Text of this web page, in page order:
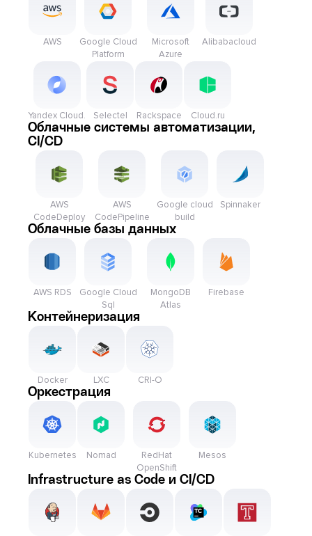
AWS
Google Cloud
Platform
Microsoft
Azure
Alibabacloud
Yandex Cloud. Selectel Rackspace Cloud.ru
Облачные системы автоматизации,
CI/CD
AWS
CodeDeploy
AWS
CodePipeline
Google cloud
build
Spinnaker
Облачные базы данных
AWS RDS
Google Cloud
Sql
MongoDB
Atlas
Firebase
Контейнеризация
Docker LXC CRI-O
Оркестрация
Kubernetes Nomad
RedHat
OpenShift
Mesos
Infrastructure as Code и CI/CD